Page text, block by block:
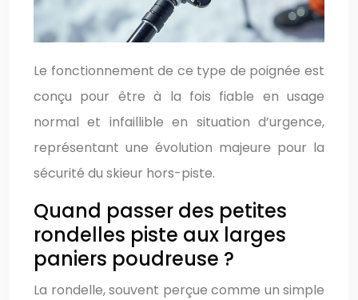
Le fonctionnement de ce type de poignée est
conçu pour être à la fois fiable en usage
normal et infaillible en situation d’urgence,
représentant une évolution majeure pour la
sécurité du skieur hors-piste.
Quand passer des petites
rondelles piste aux larges
paniers poudreuse ?
La rondelle, souvent perçue comme un simple